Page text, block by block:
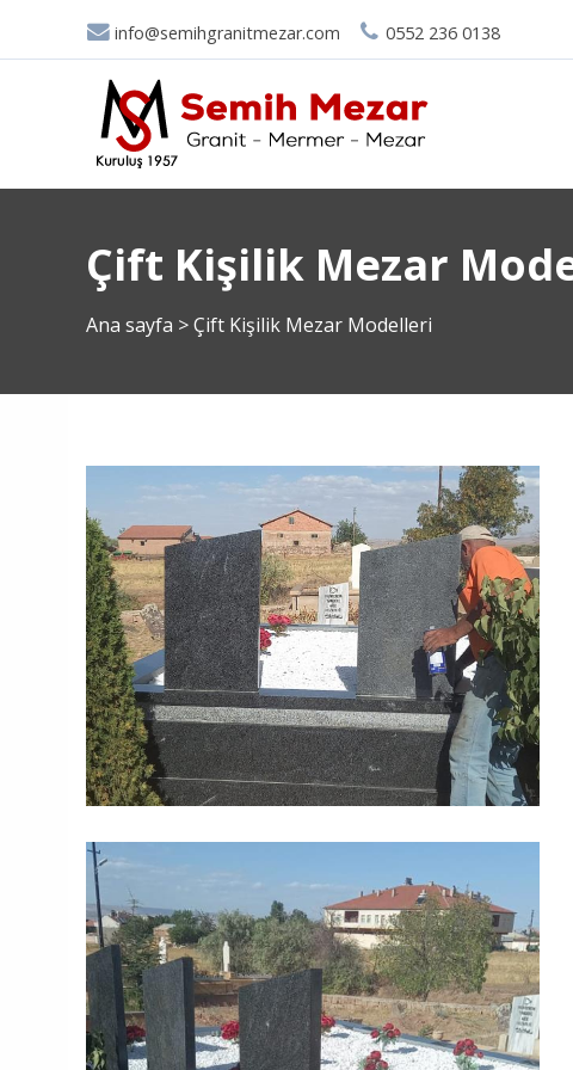
info@semihgranitmezar.com 0552 236 0138
Çift Kişilik Mezar
Ana sayfa >Çift Kişilik Mezar Modelleri